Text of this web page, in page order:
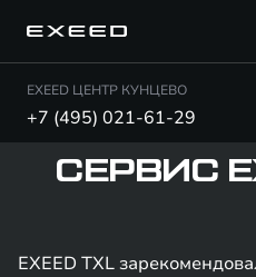
EXEED ЦЕНТР КУНЦЕВО
+7 (495) 021-61-29
СЕРВИС
EXEED TXL